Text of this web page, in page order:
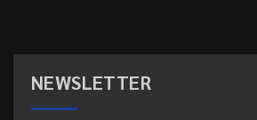
NEWSLETTER